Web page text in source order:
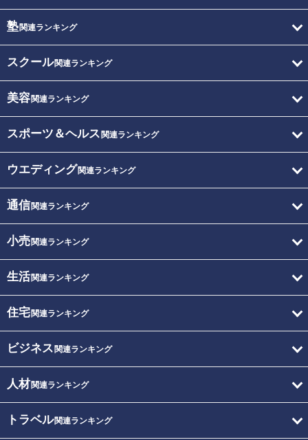
塾関連ランキング
スクール関連ランキング
美容関連ランキング
スポーツ＆ヘルス 関連ランキング
ウエディング関連ランキング
通信関連ランキング
小売関連ランキング
生活関連ランキング
住宅関連ランキング
ビジネス 関連ランキング
人材関連ランキング
トラベル関連ランキング